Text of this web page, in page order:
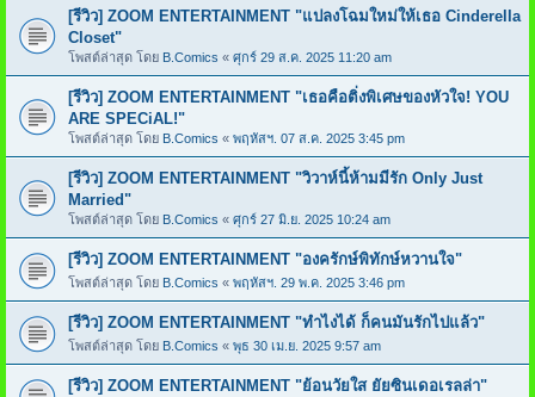
[รีวิว] ZOOM ENTERTAINMENT "แปลงโฉมใหม่ให้เธอ Cinderella
Closet"
โพสต์ล่าสุด โดย B.Comics « ศุกร์ 29 ส.ค. 2025 11:20 am
[รีวิว] ZOOM ENTERTAINMENT "เธอคือติ่งพิเศษของหัวใจ! YOU
ARE SPECiAL!"
โพสต์ล่าสุด โดย B.Comics « พฤหัสฯ. 07 ส.ค. 2025 3:45 pm
[รีวิว] ZOOM ENTERTAINMENT "วิวาห์นี้ห้ามมีรัก Only Just
Married"
โพสต์ล่าสุด โดย B.Comics « ศุกร์ 27 มิ.ย. 2025 10:24 am
[รีวิว] ZOOM ENTERTAINMENT "องครักษ์พิทักษ์หวานใจ"
โพสต์ล่าสุด โดย B.Comics « พฤหัสฯ. 29 พ.ค. 2025 3:46 pm
[รีวิว] ZOOM ENTERTAINMENT "ทำไงได้ ก็คนมันรักไปแล้ว"
โพสต์ล่าสุด โดย B.Comics « พุธ 30 เม.ย. 2025 9:57 am
[รีวิว] ZOOM ENTERTAINMENT "ย้อนวัยใส ยัยซินเดอเรลล่า"